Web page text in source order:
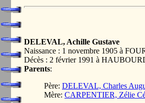
DELEVAL, Achille Gustave
Naissance : 1 novembre 1905 à
Décès : 2 février 1991 à
Parents:
Père: DELEVAL, Charles
Mère: CARPENTIER, Zélie